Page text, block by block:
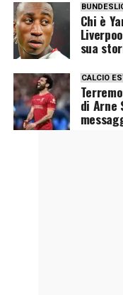
Chi è
sua
CALCIO
di Arne